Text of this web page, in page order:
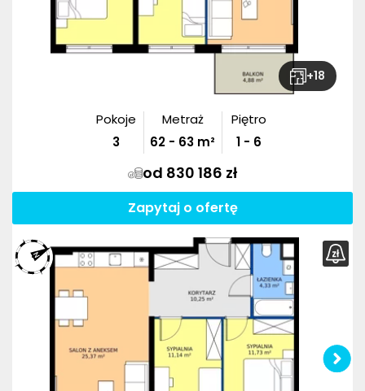
+18
Pokoje
3
Metraż
62 - 63 m²
Piętro
1 - 6
od 830 186 zł
Zapytaj o ofertę